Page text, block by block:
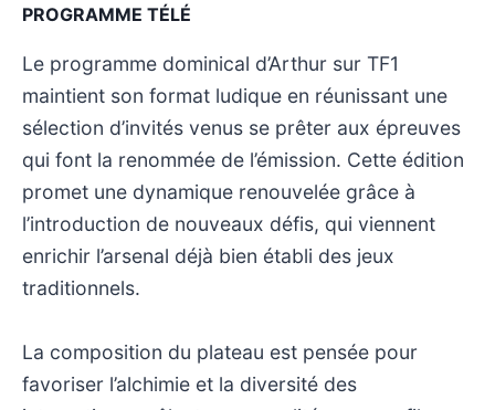
PROGRAMME TÉLÉ
Le programme dominical d’Arthur sur TF1
maintient son format ludique en réunissant une
sélection d’invités venus se prêter aux épreuves
qui font la renommée de l’émission. Cette édition
promet une dynamique renouvelée grâce à
l’introduction de nouveaux défis, qui viennent
enrichir l’arsenal déjà bien établi des jeux
traditionnels.
La composition du plateau est pensée pour
favoriser l’alchimie et la diversité des